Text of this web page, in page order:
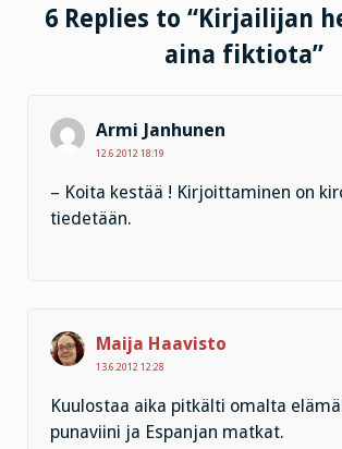
6 Replies to “Kirjailijan
aina fiktiota”
Armi Janhunen
12.6.2012 18:19
– Koita kestää ! Kirjoittaminen on
tiedetään.
Maija Haavisto
13.6.2012 12:28
Kuulostaa aika pitkälti omalta
punaviini ja Espanjan matkat.